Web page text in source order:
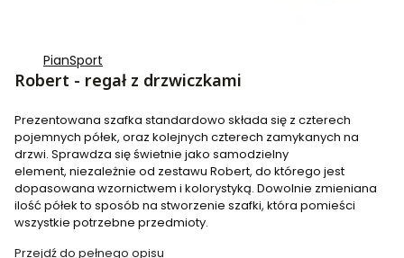
PianSport
Robert - regał z drzwiczkami
Prezentowana szafka standardowo składa się z czterech
pojemnych półek, oraz kolejnych czterech zamykanych na
drzwi. Sprawdza się świetnie jako samodzielny
element, niezależnie od zestawu Robert, do którego jest
dopasowana wzornictwem i kolorystyką. Dowolnie zmieniana
ilość półek to sposób na stworzenie szafki, która pomieści
wszystkie potrzebne przedmioty.
Przejdź do pełnego opisu